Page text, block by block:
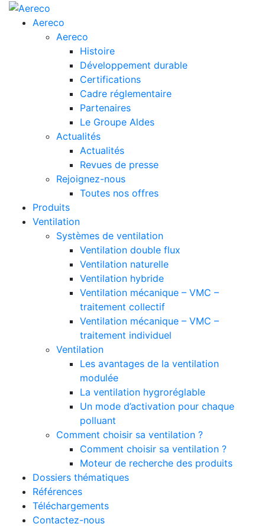
Aereco
Aereco
Histoire
Développement durable
Certifications
Cadre réglementaire
Partenaires
Le Groupe Aldes
Actualités
Actualités
Revues de presse
Rejoignez-nous
Toutes nos offres
Produits
Ventilation
Systèmes de ventilation
Ventilation double flux
Ventilation naturelle
Ventilation hybride
Ventilation mécanique – VMC –
traitement collectif
Ventilation mécanique – VMC –
traitement individuel
Ventilation
Les avantages de la ventilation
modulée
La ventilation hygroréglable
Un mode d’activation pour chaque
polluant
Comment choisir sa ventilation ?
Comment choisir sa ventilation ?
Moteur de recherche des produits
Dossiers thématiques
Références
Téléchargements
Contactez-nous